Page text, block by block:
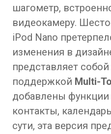
шагометр,
видеокамеру.
iPod Nano
изменения в
представляет
поддержкой Multi-
добавлены функции
контакты,
сути, эта версия